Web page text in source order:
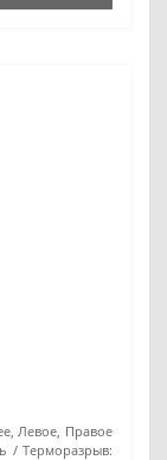
Левое, Правое
Терморазрыв: